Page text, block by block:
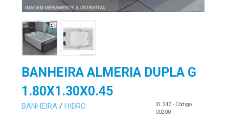
BANHEIRA ALMERIA DUPLA G
1.80X1.30X0.45
BANHEIRA/ HIDRO
ID: 343 - Código
00200